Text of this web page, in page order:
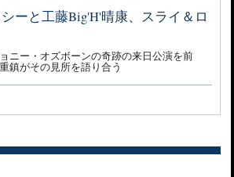
ーと工藤Big'H'晴康、スライ＆ロ
ニー・オズボーンの奇跡の来日公演を前
鎮がその見所を語り合う